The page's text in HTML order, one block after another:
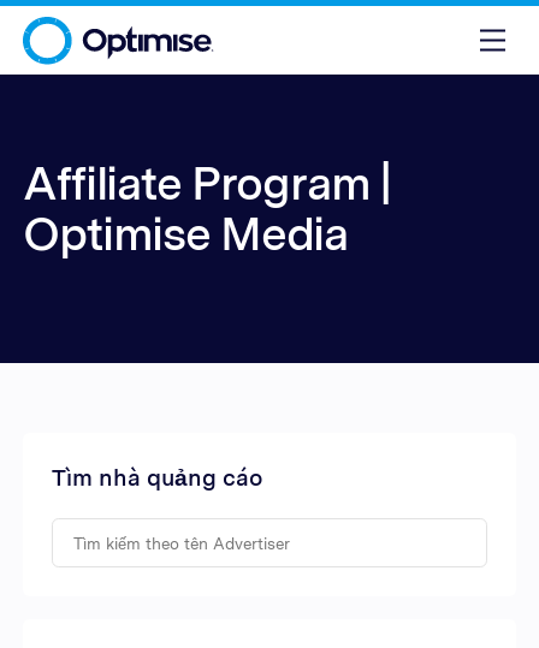
Affiliate Program |
Optimise Media
Tìm nhà quảng cáo